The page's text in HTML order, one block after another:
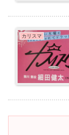
カリスマ